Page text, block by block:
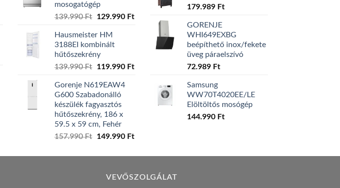
mosogatógép
139.990Ft
Original
was:
139.990 Ft.
129.990 FtCurrent
129.990 Ft.
Hausmeister HM
3188EI kombinált
hűtőszekrény
139.990Ft
Original
was:
139.990 Ft.
119.990 FtCurrent
119.990 Ft.
Gorenje N619EAW4
G600 Szabadonálló
készülék fagyasztós
hűtőszekrény, 186 x
59.5 x 59 cm, Fehér
157.990Ft
Original
was:
149.990 FtCurrent
is:
179.989 Ft
GORENJE
WHI649EXBG
beépíthető inox/fekete
üveg páraelszívó
72.989 Ft
Samsung
WW70T4020EE/LE
Elöltöltős mosógép
144.990 Ft
VEVŐSZOLGÁLAT